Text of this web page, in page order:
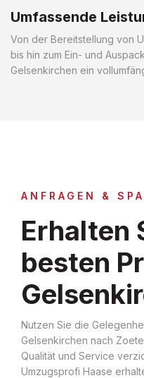
Umfassende
Von der Bereitstellung von
bis hin zum Ein- und
Gelsenkirchen ein
ANFRAGEN &
Erhalten
besten
Nutzen Sie die
Gelsenkirchen nach
Qualität und Service
Umzugsprofi Haase